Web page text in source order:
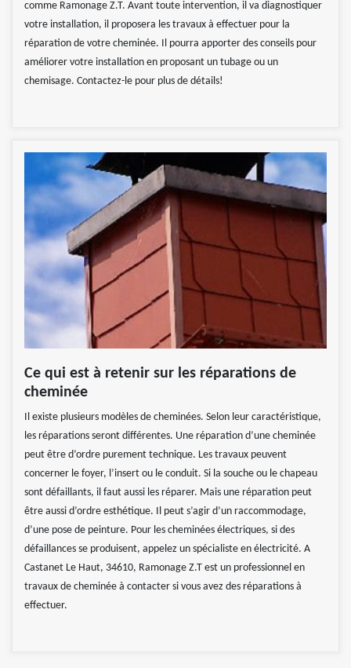
comme Ramonage Z.T. Avant toute intervention, il va diagnostiquer
votre installation, il proposera les travaux à effectuer pour la
réparation de votre cheminée. Il pourra apporter des conseils pour
améliorer votre installation en proposant un tubage ou un
chemisage. Contactez-le pour plus de détails!
Ce qui est à retenir sur les réparations de
cheminée
Il existe plusieurs modèles de cheminées. Selon leur caractéristique,
les réparations seront différentes. Une réparation d’une cheminée
peut être d’ordre purement technique. Les travaux peuvent
concerner le foyer, l’insert ou le conduit. Si la souche ou le chapeau
sont défaillants, il faut aussi les réparer. Mais une réparation peut
être aussi d’ordre esthétique. Il peut s’agir d’un raccommodage,
d’une pose de peinture. Pour les cheminées électriques, si des
défaillances se produisent, appelez un spécialiste en électricité. A
Castanet Le Haut, 34610, Ramonage Z.T est un professionnel en
travaux de cheminée à contacter si vous avez des réparations à
effectuer.